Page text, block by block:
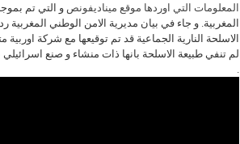
المعلومات التي اوردها موقع ميناديفونص و التي تم
المغربية. و جاء في بيان مديرية الامن الوطني
الاسلحة النارية الجماعية قد تم توقيعها مع شركة
لم تنفي طبيعة الاسلحة بانها ذات منشاء و صنع
.